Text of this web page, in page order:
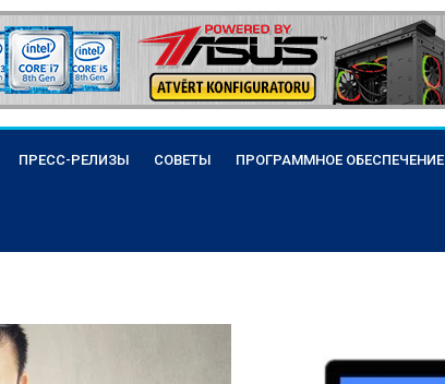
ПРЕСС-РЕЛИЗЫ СОВЕТЫ ПРОГРАММНОЕ ОБЕСПЕЧЕНИЕ